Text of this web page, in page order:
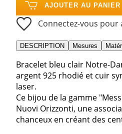
AJOUTER AU PANIER
Connectez-vous
DESCRIPTION Mesures
Bracelet bleu clair Notre-
argent 925 rhodié et cuir
laser.
Ce bijou de la gamme
Nuovi Orizzonti, une
chanceux en créant des